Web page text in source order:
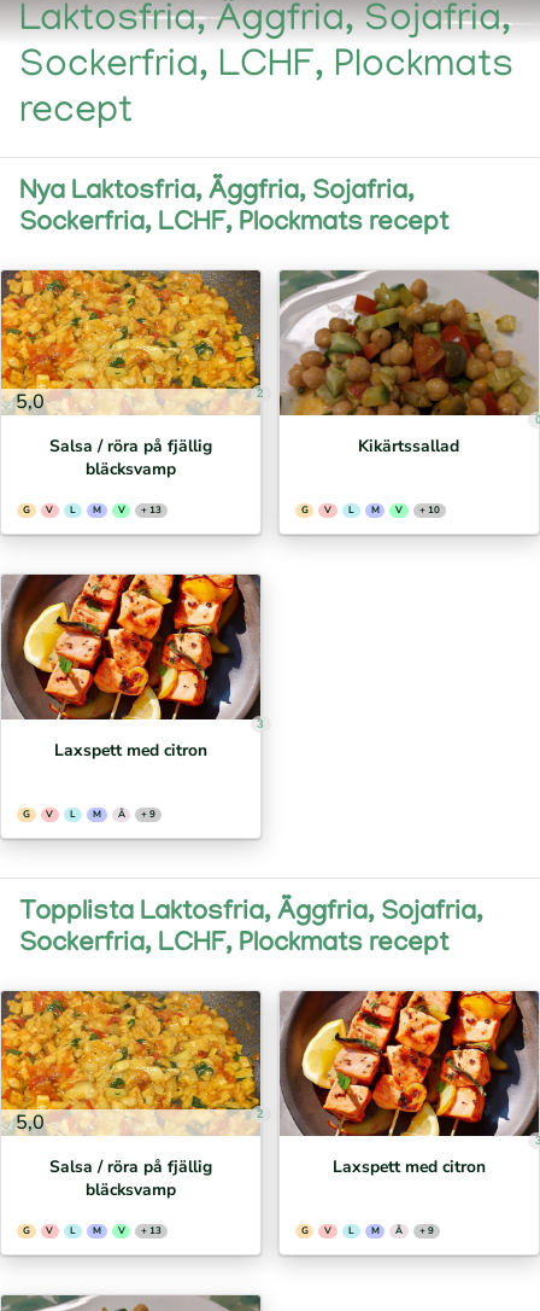
Laktosfria, Äggfria, Sojafria,
Sockerfria, LCHF, Plockmats
recept
Nya Laktosfria, Äggfria, Sojafria,
Sockerfria, LCHF, Plockmats recept
5,0 2
Salsa / röra på fjällig
bläcksvamp
G V L M V + 13
Kikärtssallad
G V L M V + 10
3
Laxspett med citron
G V L M Ä + 9
Topplista Laktosfria, Äggfria, Sojafria,
Sockerfria, LCHF, Plockmats recept
5,0 2
Salsa / röra på fjällig
bläcksvamp
G V L M V + 13
Laxspett med citron
G V L M Ä + 9